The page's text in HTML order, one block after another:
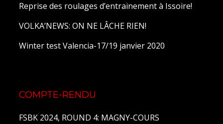
Reprise des roulages d’entrainement à Issoire!
VOLKA’NEWS: ON NE LÂCHE RIEN!
Winter test Valencia-17/19 janvier 2020
COMPTE-RENDU
FSBK 2024, ROUND 4: MAGNY-COURS